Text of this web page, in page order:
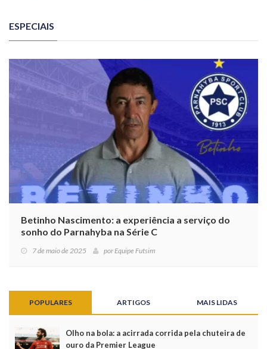
ESPECIAIS
Betinho Nascimento: a experiência a serviço do
sonho do Parnahyba na Série C
7 de maio de 2025 porEquipe Futsim
POPULARES ARTIGOS MAIS LIDAS
Olho na bola: a acirrada corrida pela chuteira de
ouro da Premier League